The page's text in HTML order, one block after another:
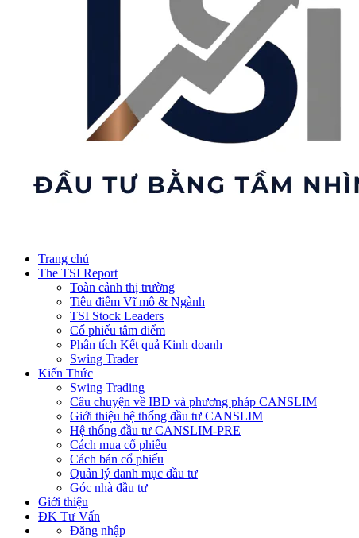
Trang chủ
The TSI Report
Toàn cảnh thị trường
Tiêu điểm Vĩ mô & Ngành
TSI Stock Leaders
Cổ phiếu tâm điểm
Phân tích Kết quả Kinh doanh
Swing Trader
Kiến Thức
Swing Trading
Câu chuyện về IBD và phương pháp CANSLIM
Giới thiệu hệ thống đầu tư CANSLIM
Hệ thống đầu tư CANSLIM-PRE
Cách mua cổ phiếu
Cách bán cổ phiếu
Quản lý danh mục đầu tư
Góc nhà đầu tư
Giới thiệu
ĐK Tư Vấn
Đăng nhập